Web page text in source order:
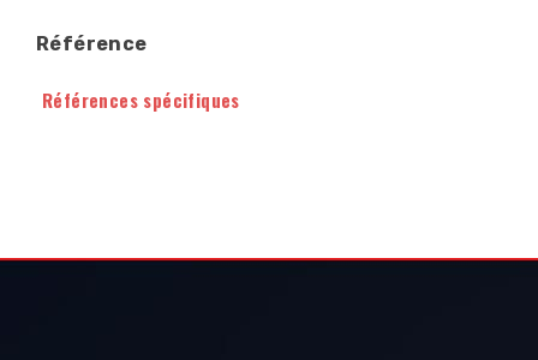
Référence
Références spécifiques